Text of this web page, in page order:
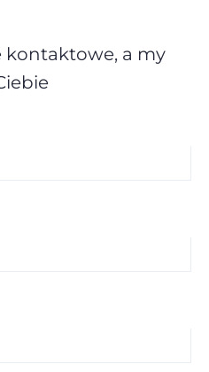
kontaktowe, a my